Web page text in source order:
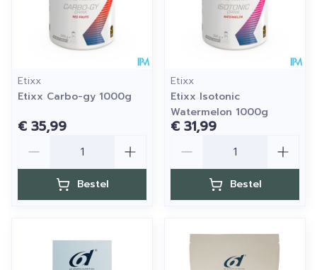
Etixx
Etixx Carbo-gy 1000g
€ 35,99
Bestel
Etixx
Etixx Isotonic
Watermelon 1000g
€ 31,99
Bestel